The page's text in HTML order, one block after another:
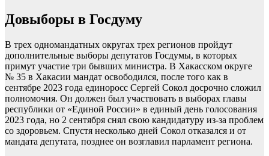
Довыборы в Госдуму
В трех одномандатных округах трех регионов пройдут
дополнительные выборы депутатов Госдумы, в которых
примут участие три бывших министра. В Хакасском округе
№ 35 в Хакасии мандат освободился, после того как в
сентябре 2023 года единоросс Сергей Сокол досрочно сложил
полномочия. Он должен был участвовать в выборах главы
республики от «Единой России» в единый день голосования
2023 года, но 2 сентября снял свою кандидатуру из-за проблем
со здоровьем. Спустя несколько дней Сокол отказался и от
мандата депутата, позднее он возглавил парламент региона.